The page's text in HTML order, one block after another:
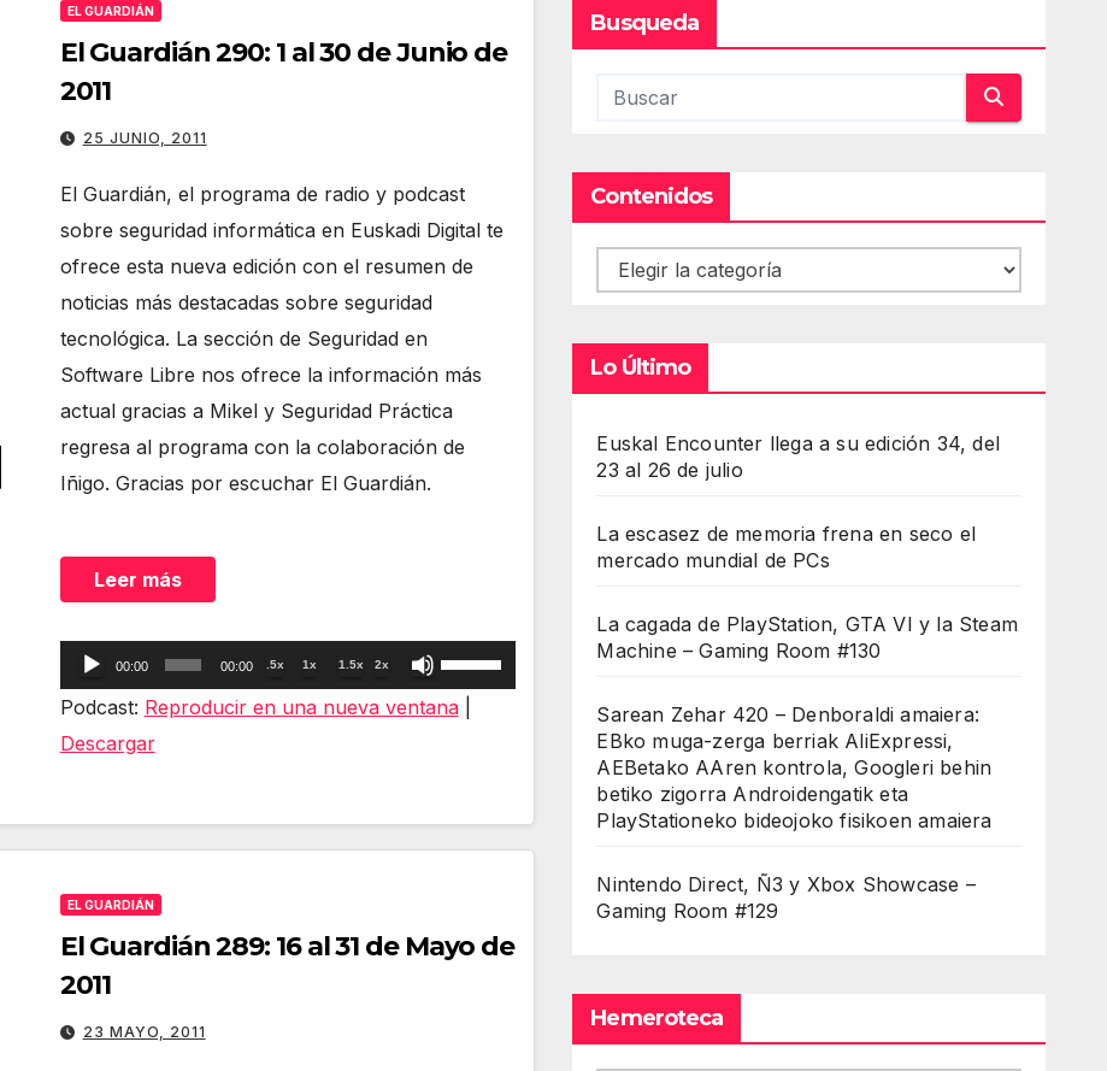
o
EL GUARDIÁN
El Guardián 290: 1 al 30 de Junio de
2011
25 JUNIO, 2011
El Guardián, el programa de radio y podcast
sobre seguridad informática en Euskadi Digital te
ofrece esta nueva edición con el resumen de
noticias más destacadas sobre seguridad
tecnológica. La sección de Seguridad en
Software Libre nos ofrece la información más
actual gracias a Mikel y Seguridad Práctica
regresa al programa con la colaboración de
Iñigo. Gracias por escuchar El Guardián.
Leer más
Reproductor
de
00:00 00:00 .5x 1x 1.5x 2x
Utiliza
las
o
Podcast: Reproducir en una nueva ventana|
Descargar
EL GUARDIÁN
El Guardián 289: 16 al 31 de Mayo de
2011
23 MAYO, 2011
Busqueda
Contenidos
Contenidos
Lo Último
Euskal Encounter llega a su edición 34, del
23 al 26 de julio
La escasez de memoria frena en seco el
mercado mundial de PCs
La cagada de PlayStation, GTA VI y la Steam
Machine – Gaming Room #130
Sarean Zehar 420 – Denboraldi amaiera:
EBko muga-zerga berriak AliExpressi,
AEBetako AAren kontrola, Googleri behin
betiko zigorra Androidengatik eta
PlayStationeko bideojoko fisikoen amaiera
Nintendo Direct, Ñ3 y Xbox Showcase –
Gaming Room #129
Hemeroteca